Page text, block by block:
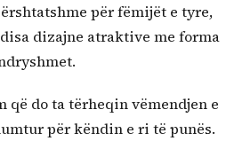
për fëmijët e tyre,
dizajne atraktive me forma
që do ta tërheqin vëmendjen e
për këndin e ri të punës.